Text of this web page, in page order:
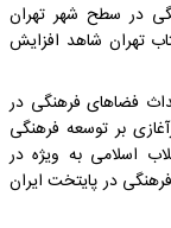
در سطح شهر تهران
تهران شاهد افزایش
فضاهای فرهنگی در
بر توسعه فرهنگی
اسلامی به ویژه در
در پایتخت ایران